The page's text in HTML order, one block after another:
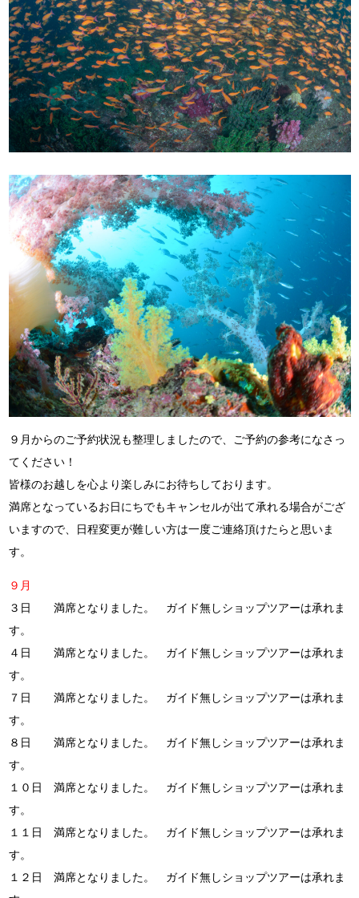
９月からのご予約状況も整理しましたので、ご予約の参考になさっ
てください！
皆様のお越しを心より楽しみにお待ちしております。
満席となっているお日にちでもキャンセルが出て承れる場合がござ
いますので、日程変更が難しい方は一度ご連絡頂けたらと思いま
す。
９月
３日 満席となりました。 ガイド無しショップツアーは承れま
す。
４日 満席となりました。 ガイド無しショップツアーは承れま
す。
７日 満席となりました。 ガイド無しショップツアーは承れま
す。
８日 満席となりました。 ガイド無しショップツアーは承れま
す。
１０日 満席となりました。 ガイド無しショップツアーは承れま
す。
１１日 満席となりました。 ガイド無しショップツアーは承れま
す。
１２日 満席となりました。 ガイド無しショップツアーは承れま